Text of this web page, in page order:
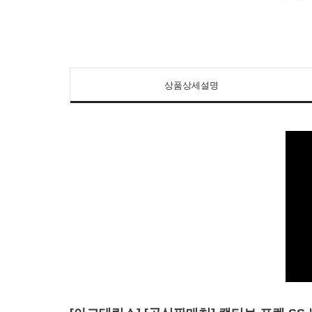
상품상세설명